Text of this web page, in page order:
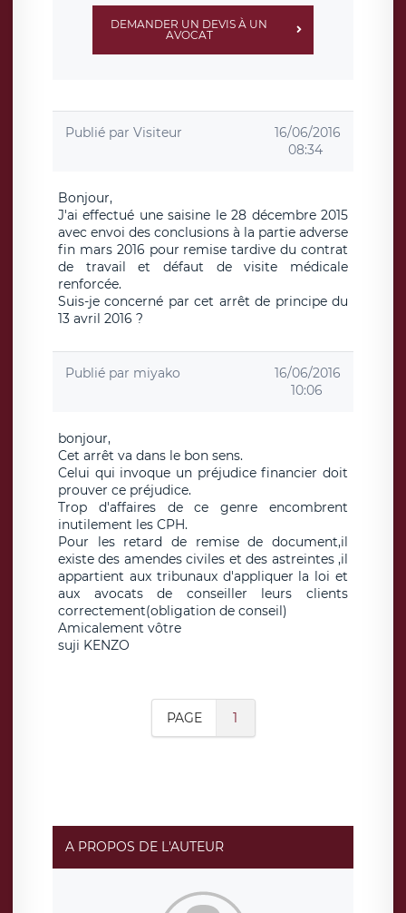
DEMANDER UN DEVIS À UN
AVOCAT
Publié par Visiteur
16/06/2016
08:34
Bonjour,
J'ai effectué une saisine le 28 décembre 2015
avec envoi des conclusions à la partie adverse
fin mars 2016 pour remise tardive du contrat
de travail et défaut de visite médicale
renforcée.
Suis-je concerné par cet arrêt de principe du
13 avril 2016 ?
Publié par miyako
16/06/2016
10:06
bonjour,
Cet arrêt va dans le bon sens.
Celui qui invoque un préjudice financier doit
prouver ce préjudice.
Trop d'affaires de ce genre encombrent
inutilement les CPH.
Pour les retard de remise de document,il
existe des amendes civiles et des astreintes ,il
appartient aux tribunaux d'appliquer la loi et
aux avocats de conseiller leurs clients
correctement(obligation de conseil)
Amicalement vôtre
suji KENZO
PAGE 1
A PROPOS DE L'AUTEUR